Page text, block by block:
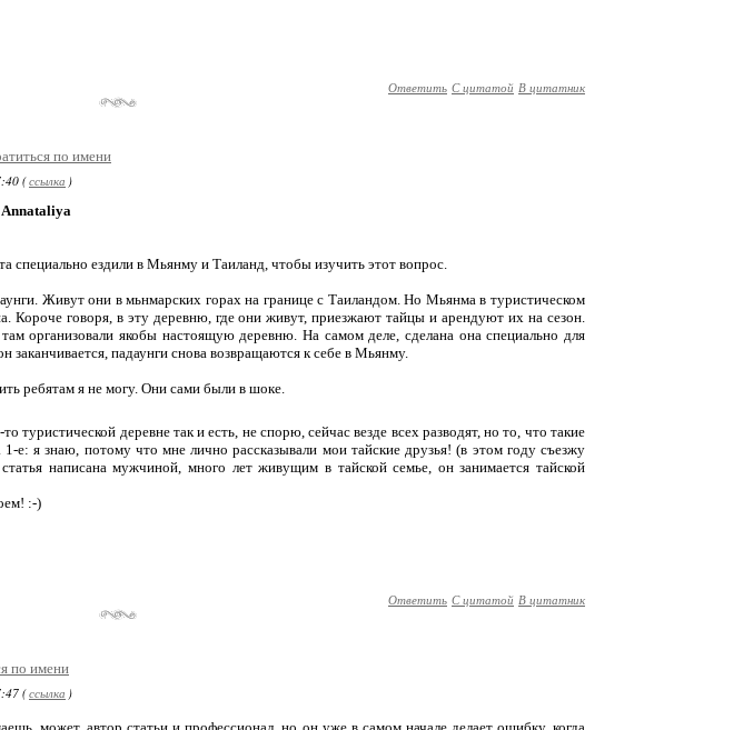
Ответить С цитатой В цитатник
по имени
(ссылка )
Annataliya
специально ездили в Мьянму и Таиланд, чтобы изучить этот вопрос.
Живут они в мьнмарских горах на границе с Таиландом. Но Мьянма в туристическом
Короче говоря, в эту деревню, где они живут, приезжают тайцы и арендуют их на сезон.
организовали якобы настоящую деревню. На самом деле, сделана она специально для
заканчивается, падаунги снова возвращаются к себе в Мьянму.
ребятам я не могу. Они сами были в шоке.
туристической деревне так и есть, не спорю, сейчас везде всех разводят, но то, что такие
е: я знаю, потому что мне лично рассказывали мои тайские друзья! (в этом году съезжу
написана мужчиной, много лет живущим в тайской семье, он занимается тайской
:-)
Ответить С цитатой В цитатник
по имени
(ссылка )